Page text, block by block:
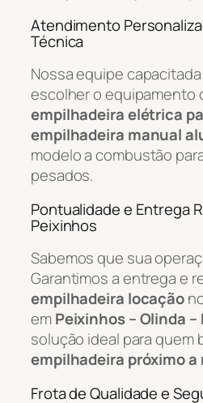
Atendimento
Técnica
Nossa equipe
escolher o equipamento
empilhadeira elétrica
empilhadeira manual
modelo a combustão
pesados.
Pontualidade e Entrega
Peixinhos
Sabemos que sua
Garantimos a entrega e
empilhadeira locação
emPeixinhos – Olinda –
solução ideal para quem
empilhadeira próximo a
Frota de Qualidade e